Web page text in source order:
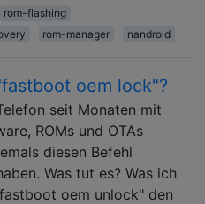
rom-flashing
rom-manager nandroid
oem lock"?
seit Monaten mit
ROMs und OTAs
diesen Befehl
Was tut es? Was ich
oem unlock" den